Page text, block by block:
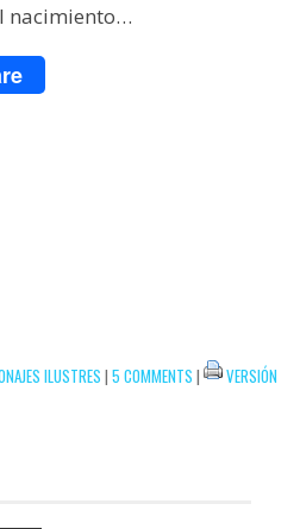
nacimiento…
ILUSTRES | 5 COMMENTS |
VERSIÓN